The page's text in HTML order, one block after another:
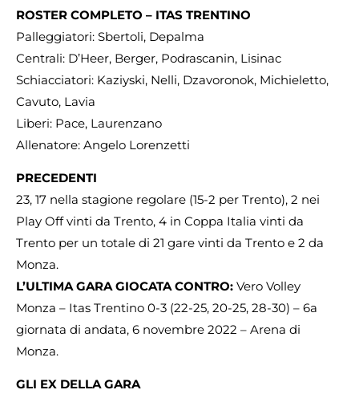
ROSTER COMPLETO – ITAS TRENTINO
Palleggiatori: Sbertoli, Depalma
Centrali: D’Heer, Berger, Podrascanin, Lisinac
Schiacciatori: Kaziyski, Nelli, Dzavoronok, Michieletto,
Cavuto, Lavia
Liberi: Pace, Laurenzano
Allenatore: Angelo Lorenzetti
PRECEDENTI
23, 17 nella stagione regolare (15-2 per Trento), 2 nei
Play Off vinti da Trento, 4 in Coppa Italia vinti da
Trento per un totale di 21 gare vinti da Trento e 2 da
Monza.
L’ULTIMA GARA GIOCATA CONTRO: Vero Volley
Monza – Itas Trentino 0-3 (22-25, 20-25, 28-30) – 6a
giornata di andata, 6 novembre 2022 – Arena di
Monza.
GLI EX DELLA GARA